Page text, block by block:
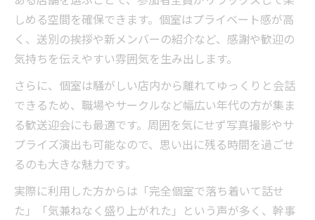
しめる空間を確保できます。個室はプライベート感が高
く、送別の挨拶や新メンバーの紹介など、感謝や歓迎の
気持ちを伝えやすい雰囲気を生み出します。
さらに、個室は騒がしい店内から離れてゆっくりと会話
できるため、職場やサークルなど幅広い年代の方が集ま
る歓送迎会にも最適です。周囲を気にせず写真撮影やサ
プライズ演出も可能なので、思い出に残る時間を過ごせ
るのも大きな魅力です。
実際に利用した方からは「完全個室で落ち着いて話せ
た」「気兼ねなく盛り上がれた」という声が多く、幹事